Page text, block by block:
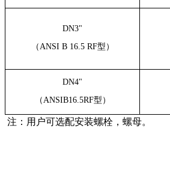
DN3"
（ANSI B 16.5 RF型）
DN4"
（ANSIB16.5RF型）
注：用户可选配安装螺栓，螺母。